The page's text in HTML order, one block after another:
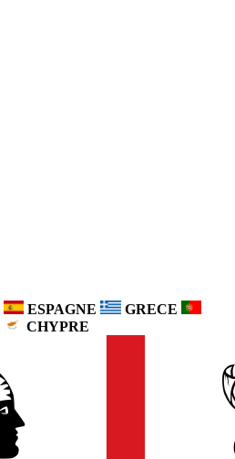
ESPAGNE
GRECE
CHYPRE